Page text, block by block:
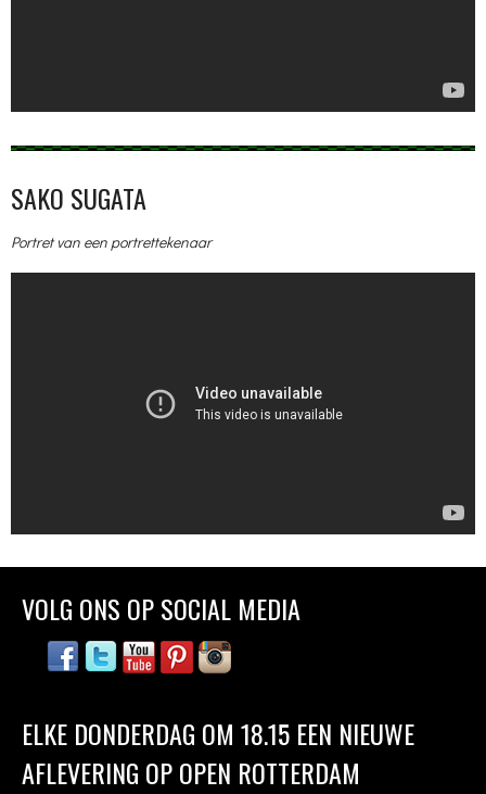
SAKO SUGATA
Portret van een portrettekenaar
VOLG ONS OP SOCIAL MEDIA
ELKE DONDERDAG OM 18.15 EEN NIEUWE
AFLEVERING OP OPEN ROTTERDAM